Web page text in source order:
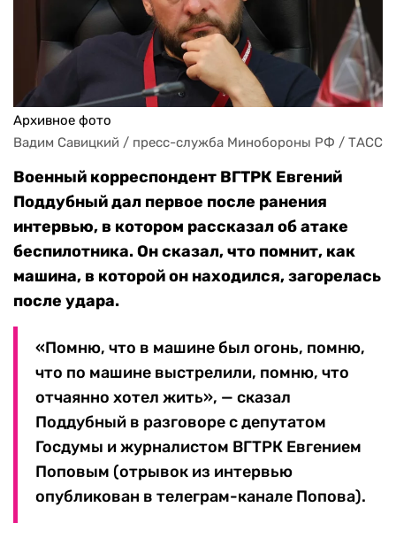
Архивное фото
Вадим Савицкий / пресс-служба Минобороны РФ / ТАСС
Военный корреспондент ВГТРК Евгений
Поддубный дал первое после ранения
интервью, в котором рассказал об атаке
беспилотника. Он сказал, что помнит, как
машина, в которой он находился, загорелась
после удара.
«Помню, что в машине был огонь, помню,
что по машине выстрелили, помню, что
отчаянно хотел жить», — сказал
Поддубный в разговоре с депутатом
Госдумы и журналистом ВГТРК Евгением
Поповым (отрывок из интервью
опубликован в телеграм-канале Попова).